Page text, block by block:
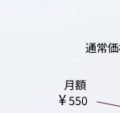
通常
月額
¥550